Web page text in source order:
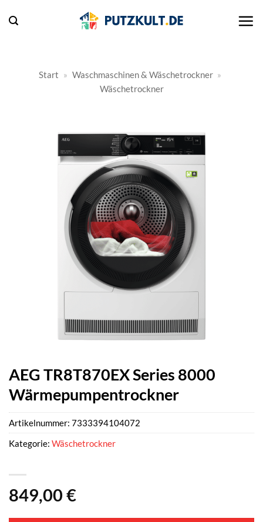
Inhalt
Start » Waschmaschinen & Wäschetrockner »
Wäschetrockner
AEG TR8T870EX Series 8000
Wärmepumpentrockner
849,00 €
Artikelnummer: 7333394104072
Kategorie: Wäschetrockner